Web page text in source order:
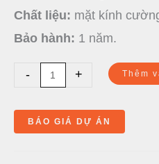
Chất liệu: mặt kính
Bảo hành: 1 năm.
- + Thêm
BÁO GIÁ DỰ ÁN